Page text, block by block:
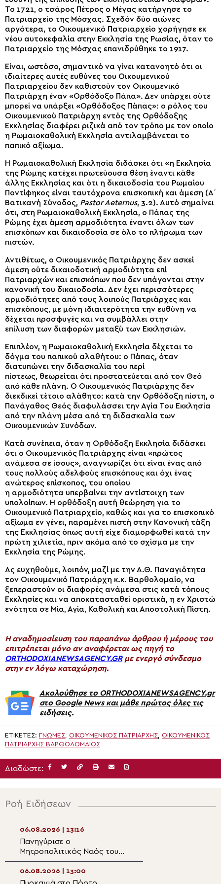
Το 1721, ο τσάρος Πέτρος ο Μέγας κατήργησε το
Πατριαρχείο της Μόσχας. Σχεδόν δύο αιώνες
αργότερα, το Οικουμενικό Πατριαρχείο χορήγησε εκ
νέου αυτοκεφαλία στην Εκκλησία της Ρωσίας, όταν το
Πατριαρχείο της Μόσχας επανιδρύθηκε το 1917.
Είναι, ωστόσο, σημαντικό να γίνει κατανοητό ότι οι
ιδιαίτερες αυτές ευθύνες του Οικουμενικού
Πατριαρχείου δεν καθιστούν τον Οικουμενικό
Πατριάρχη έναν «Ορθόδοξο Πάπα». Δεν υπάρχει ούτε
μπορεί να υπάρξει «Ορθόδοξος Πάπας»: ο ρόλος του
Οικουμενικού Πατριάρχη εντός της Ορθόδοξης
Εκκλησίας διαφέρει ριζικά από τον τρόπο με τον οποίο
η Ρωμαιοκαθολική Εκκλησία αντιλαμβάνεται το
παπικό αξίωμα.
Η Ρωμαιοκαθολική Εκκλησία διδάσκει ότι «η Εκκλησία
της Ρώμης κατέχει πρωτεύουσα θέση έναντι κάθε
άλλης Εκκλησίας και ότι η δικαιοδοσία του Ρωμαίου
Ποντίφηκος είναι ταυτόχρονα επισκοπική και άμεση (Α΄
Βατικανή Σύνοδος, Pastor Aeternus, 3.2). Αυτό σημαίνει
ότι, στη Ρωμαιοκαθολική Εκκλησία, ο Πάπας της
Ρώμης έχει άμεση αρμοδιότητα έναντι όλων των
επισκόπων και δικαιοδοσία σε όλο το πλήρωμα των
πιστών.
Αντιθέτως, ο Οικουμενικός Πατριάρχης δεν ασκεί
άμεση ούτε δικαιοδοτική αρμοδιότητα επί
Πατριαρχών και επισκόπων που δεν υπάγονται στην
κανονική του δικαιοδοσία. Δεν έχει περισσότερες
αρμοδιότητες από τους λοιπούς Πατριάρχες και
επισκόπους, με μόνη ιδιαιτερότητα την ευθύνη να
δέχεται προσφυγές και να συμβάλλει στην
επίλυση των διαφορών μεταξύ των Εκκλησιών.
Επιπλέον, η Ρωμαιοκαθολική Εκκλησία δέχεται το
δόγμα του παπικού αλαθήτου: ο Πάπας, όταν
διατυπώνει την διδασκαλία του περί
πίστεως, θεωρείται ότι προστατεύεται από τον Θεό
από κάθε πλάνη. Ο Οικουμενικός Πατριάρχης δεν
διεκδικεί τέτοιο αλάθητο: κατά την Ορθόδοξη πίστη, ο
Πανάγαθος Θεός διαφυλάσσει την Αγία Του Εκκλησία
από την πλάνη μέσα από τη διδασκαλία των
Οικουμενικών Συνόδων.
Κατά συνέπεια, όταν η Ορθόδοξη Εκκλησία διδάσκει
ότι ο Οικουμενικός Πατριάρχης είναι «πρώτος
ανάμεσα σε ίσους», αναγνωρίζει ότι είναι ένας από
τους πολλούς αδελφούς επισκόπους και όχι ένας
ανώτερος επίσκοπος, του οποίου
η αρμοδιότητα υπερβαίνει την αντίστοιχη των
υπολοίπων. Η ορθόδοξη αυτή θεώρηση για το
Οικουμενικό Πατριαρχείο, καθώς και για το επισκοπικό
αξίωμα εν γένει, παραμένει πιστή στην Κανονική τάξη
της Εκκλησίας όπως αυτή είχε διαμορφωθεί κατά την
πρώτη χιλιετία, πριν ακόμα από το σχίσμα με την
Εκκλησία της Ρώμης.
Ας ευχηθούμε, λοιπόν, μαζί με την Α.Θ. Παναγιότητα
τον Οικουμενικό Πατριάρχη κ.κ. Βαρθολομαίο, να
ξεπεραστούν οι διαφορές ανάμεσα στις κατά τόπους
Εκκλησίες και να αποκατασταθεί οριστικά, η εν Χριστώ
ενότητα σε Μία, Αγία, Καθολική και Αποστολική Πίστη.
H αναδημοσίευση του παραπάνω άρθρου ή μέρους του
επιτρέπεται μόνο αν αναφέρεται ως πηγή το
ORTHODOXIANEWSAGENCY.GRμε ενεργό σύνδεσμο
στην εν λόγω καταχώρηση.
Ακολούθησε το ORTHODOXIANEWSAGENCY.gr
στο Google News και μάθε πρώτος όλες τις
ειδήσεις.
ΕΤΙΚΈΤΕΣ: ΓΝΏΜΕΣ, ΟΙΚΟΥΜΕΝΙΚΟΣ ΠΑΤΡΙΑΡΧΗΣ, ΟΙΚΟΥΜΕΝΙΚΌΣ
ΠΑΤΡΙΆΡΧΗΣ ΒΑΡΘΟΛΟΜΑΊΟΣ
Διαδώστε:
Ροή Ειδήσεων
06.08.2026 | 13:16
Πανηγύρισε ο
Μητροπολιτικός Ναός του
Σωτήρος στη Λάρνακα
06.08.2026 | 13:00